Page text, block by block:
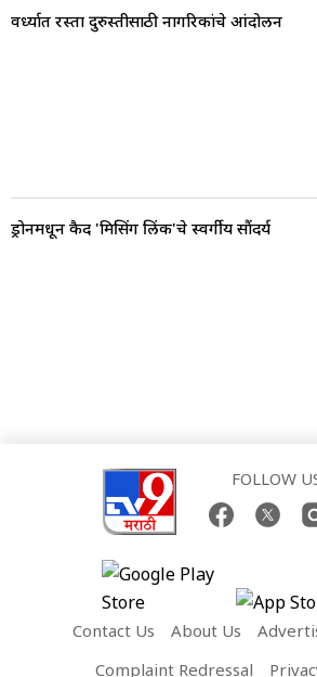
वर्ध्यात रस्ता दुरुस्तीसाठी नागरिकांचे आंदोलन
ड्रोनमधून कैद 'मिसिंग लिंक'चे स्वर्गीय सौंदर्य
FOLLOW
Contact Us About Us
Complaint Redressal